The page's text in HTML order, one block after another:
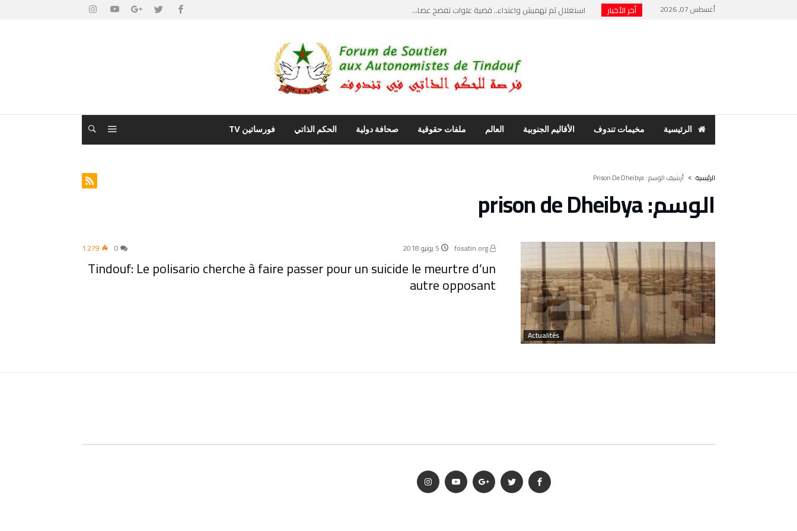
أغسطس 07, 2026 أخر الأخبار
استغلال ثم تهميش واعتداء.. قضية علوات تفضح عصا...
حنفية ماء تشعل فتيل مواجهات قبلية دامية وحارس ...
مخيمات تندوف: اجتماع علني يكسر جدار الصمت وأصو...
بسبب فضح الفساد وانتقاد ابراهيم غالي… استدعاء ...
الرئيسية مخيمات تندوف الأقاليم الجنوبية العالم ملفات حقوقية صحافة دولية الحكم الذاتي فورساتين TV
‫الرئيسية‬ ‫أرشيف الوسم :‬ Prison De Dheibya
الوسم:prison de Dheibya
Actualités
fosatin.org 5 يونيو 2018 1٬279
Tindouf: Le polisario cherche à faire passer pour un suicide le meurtre d’un
autre opposant